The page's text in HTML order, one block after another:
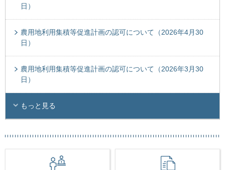
日）
農用地利用集積等促進計画の認可について（2026年4月30
日）
農用地利用集積等促進計画の認可について（2026年3月30
日）
もっと見る